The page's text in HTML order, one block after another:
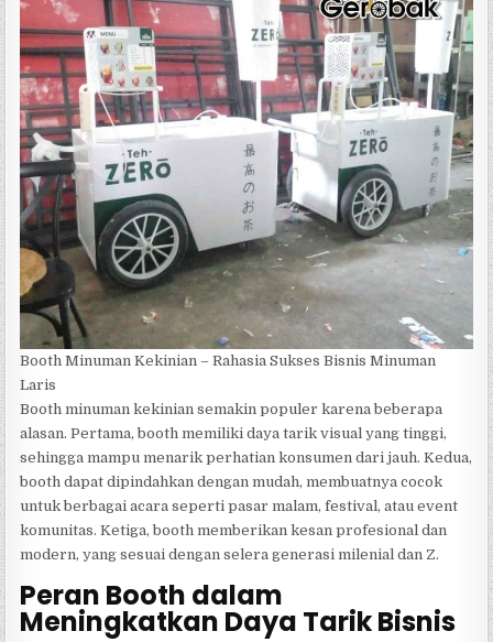
Booth Minuman Kekinian – Rahasia Sukses Bisnis Minuman
Laris
Booth minuman kekinian semakin populer karena beberapa
alasan. Pertama, booth memiliki daya tarik visual yang tinggi,
sehingga mampu menarik perhatian konsumen dari jauh. Kedua,
booth dapat dipindahkan dengan mudah, membuatnya cocok
untuk berbagai acara seperti pasar malam, festival, atau event
komunitas. Ketiga, booth memberikan kesan profesional dan
modern, yang sesuai dengan selera generasi milenial dan Z.
Peran Booth dalam
Meningkatkan Daya Tarik Bisnis